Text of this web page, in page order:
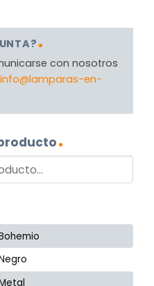
con nosotros
info@lamparas-en-